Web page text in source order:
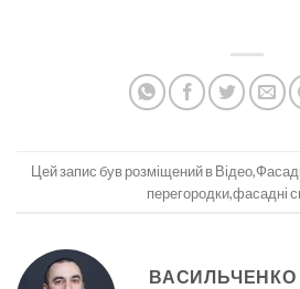
Цей запис був розміщений вВідео,
перегородки,фасадні
ВАСИЛЬЧЕНКО